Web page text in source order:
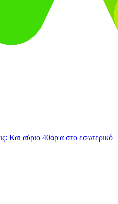
Και αύριο 40αρια στο εσωτερικό